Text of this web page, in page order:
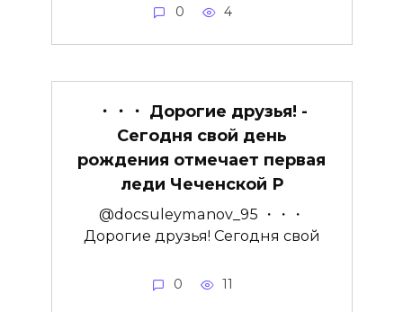
0 4
・・・ Дорогие друзья! ­
Сегодня свой день
рождения отмечает первая
леди Чеченской Р
@docsuleymanov_95 ・・・
Дорогие друзья! ­Сегодня свой
0 11